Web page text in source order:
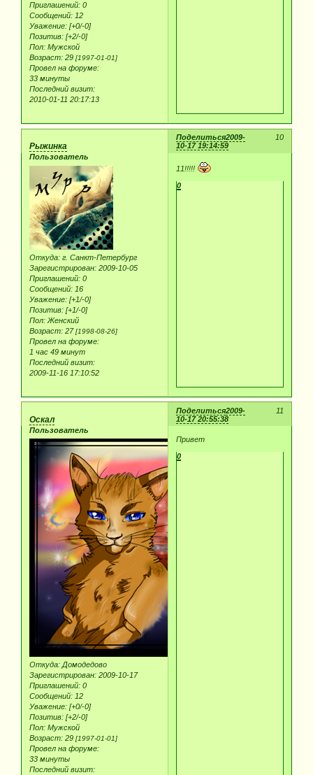
Приглашений: 0
Сообщений: 12
Уважение: [+0/-0]
Позитив: [+2/-0]
Пол: Мужской
Возраст: 29 [1997-01-01]
Провел на форуме:
33 минуты
Последний визит:
2010-01-11 20:17:13
Поделиться 10
2009-
10-17 19:14:59
Рыжинка
Пользователь
Откуда: г. Санкт-Петербург
Зарегистрирован: 2009-10-05
Приглашений: 0
Сообщений: 16
Уважение: [+1/-0]
Позитив: [+1/-0]
Пол: Женский
Возраст: 27[1998-08-26]
Провел на форуме:
1 час 49 минут
Последний визит:
2009-11-16 17:10:52
11!!!!!
0
Поделиться 11
2009-
10-17 20:55:38
Оскал
Пользователь
Откуда: Домодедово
Зарегистрирован: 2009-10-17
Приглашений: 0
Сообщений: 12
Уважение: [+0/-0]
Позитив: [+2/-0]
Пол: Мужской
Возраст: 29 [1997-01-01]
Провел на форуме:
33 минуты
Последний визит:
Привет
0